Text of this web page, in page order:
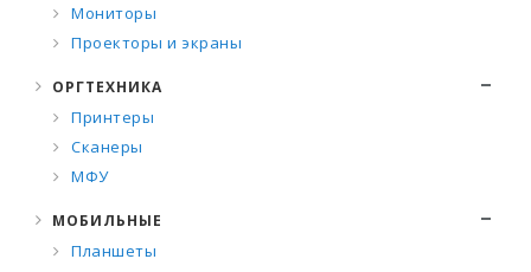
Мониторы
Проекторы и экраны
ОРГТЕХНИКА
Принтеры
Сканеры
МФУ
МОБИЛЬНЫЕ
Планшеты